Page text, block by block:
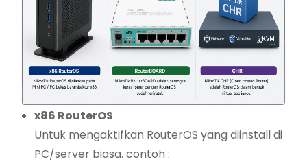
x86 RouterOS
Untuk mengaktifkan RouterOS yang diinstall di
PC/server biasa. contoh :